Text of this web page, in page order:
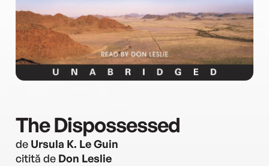
The Dispossessed
de Ursula K. Le Guin
citită de Don Leslie